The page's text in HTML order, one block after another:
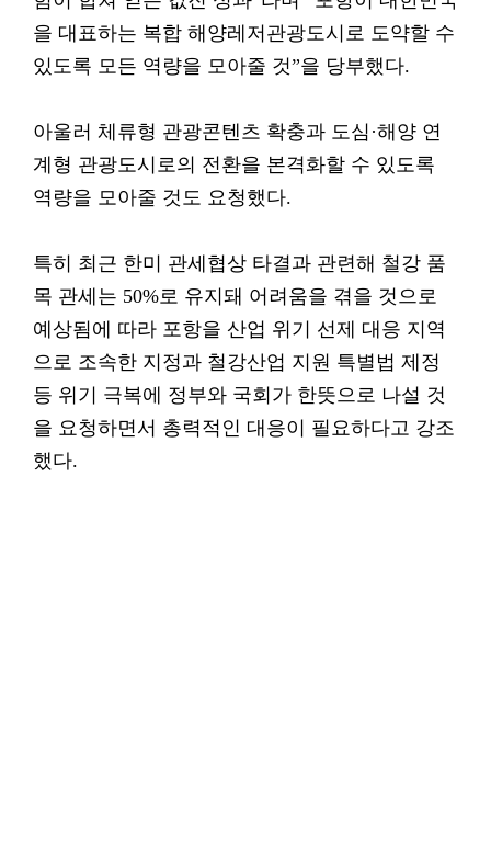
을 대표하는 복합 해양레저관광도시로 도약할 수
있도록 모든 역량을 모아줄 것”을 당부했다.
아울러 체류형 관광콘텐츠 확충과 도심·해양 연
계형 관광도시로의 전환을 본격화할 수 있도록
역량을 모아줄 것도 요청했다.
특히 최근 한미 관세협상 타결과 관련해 철강 품
목 관세는 50%로 유지돼 어려움을 겪을 것으로
예상됨에 따라 포항을 산업 위기 선제 대응 지역
으로 조속한 지정과 철강산업 지원 특별법 제정
등 위기 극복에 정부와 국회가 한뜻으로 나설 것
을 요청하면서 총력적인 대응이 필요하다고 강조
했다.